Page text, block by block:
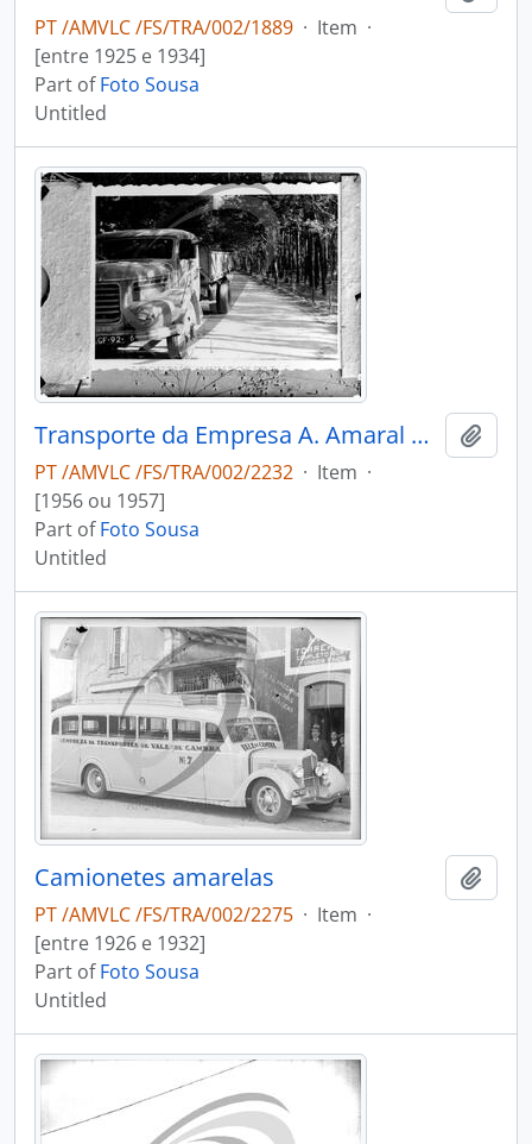
PT /AMVLC /FS/TRA/002/1889 · Item ·
[entre 1925 e 1934]
Part ofFoto Sousa
Untitled
Transporte da Empresa A. Amaral & Filho
PT /AMVLC /FS/TRA/002/2232 · Item ·
[1956 ou 1957]
Part ofFoto Sousa
Untitled
Camionetes amarelas
PT /AMVLC /FS/TRA/002/2275 · Item ·
[entre 1926 e 1932]
Part ofFoto Sousa
Untitled